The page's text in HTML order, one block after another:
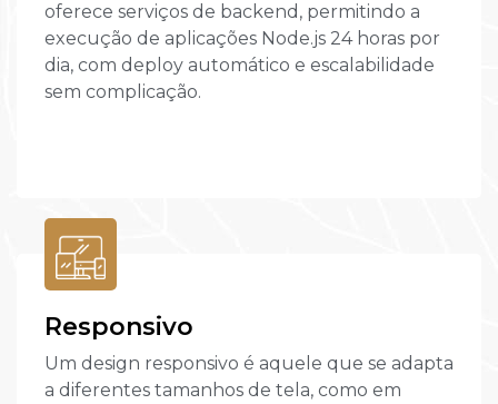
oferece serviços de backend, permitindo a
execução de aplicações Node.js 24 horas por
dia, com deploy automático e escalabilidade
sem complicação.
Responsivo
Um design responsivo é aquele que se adapta
a diferentes tamanhos de tela, como em